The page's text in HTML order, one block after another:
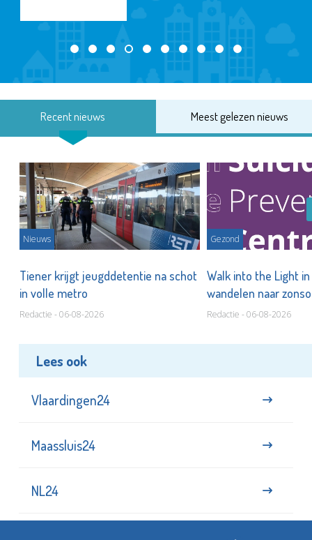
Recent nieuws Meest gelezen nieuws
Nieuws
Tiener krijgt jeugddetentie na schot
in volle metro
Redactie - 06-08-2026
Gezond
Walk into the Light in
wandelen naar
te staan bij suïcide
Redactie - 06-08-2026
Lees ook
Vlaardingen24
Maassluis24
NL24